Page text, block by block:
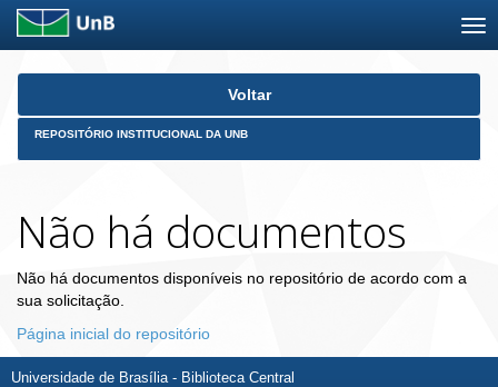
Skip
Voltar
REPOSITÓRIO INSTITUCIONAL DA UNB
Não há documentos
Não há documentos disponíveis no repositório de acordo com a
sua solicitação.
Página inicial do repositório
Universidade de Brasília - Biblioteca Central